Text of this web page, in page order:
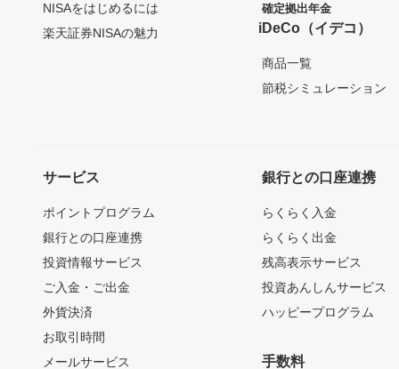
NISAをはじめるには
楽天証券NISAの魅力
確定拠出年金
iDeCo（イデコ）
商品一覧
節税シミュレーション
サービス
ポイントプログラム
銀行との口座連携
投資情報サービス
ご入金・ご出金
外貨決済
お取引時間
メールサービス
銀行との口座連携
らくらく入金
らくらく出金
残高表示サービス
投資あんしんサービス
ハッピープログラム
手数料